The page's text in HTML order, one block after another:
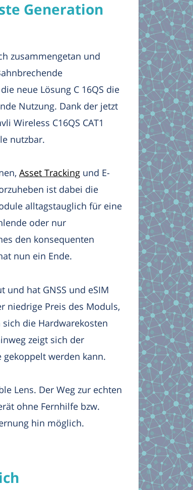
Generation
zusammengetan und
neue Lösung C 16QS die
Nutzung. Dank der jetzt
Wireless C16QS CAT1
nutzbar.
Asset Tracking und E-
ist dabei die
alltagstauglich für eine
oder nur
den konsequenten
nun ein Ende.
und hat GNSS und eSIM
niedrige Preis des Moduls,
die Hardwarekosten
zeigt sich der
werden kann.
Lens. Der Weg zur echten
ohne Fernhilfe bzw.
hin möglich.